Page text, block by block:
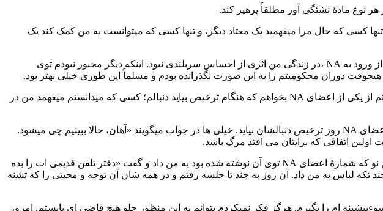
كسی كه حال مرا ميفهميد يک معتاد ديگر، و تنها كسی كه ميتوانست به من كمک كند يک
روزی كه در زندان جلو گروه ايستادم و اعلام كردم كه نود روز پاكی دارم، خيلی احساس سربلندی ميكردم. قبل از ورود به NA ،در زندگی من اثری از احساس سربلندی نبود. اينكه ديگر مجبور نبودم توی
دوران محكوميتم را به اين صورت نگذرانده بودم و مسلماً اين طوری خيلی بهتر بود.
من با راهنمايی اعضای NA تصميم ديگری هم گرفتم، و اين دومين تصميم اساسی من در عمرم بود. تصميم گرفتم از يكی از اعضای NA بخواهم كه هنگام ترخيص بيايد دنبالم؛ كسی كه ميدانستم ميفهمد من در
امروز وقتی برای رساندن پيام معتادان گمنام به زندانها ميروم، به دوستان در بند پيشنهاد ميكنم بگذارند يكی از اعضای NA روز ترخيص دنبالشان بيايد. خيلی ها در جواب ميگويند «آهان، حالا ببينيم چی ميشود.
اولين اتفاقی كه برايتان می افتد مرگ باشد.
روز اول آزادی من محشر بود. مرا به خانه ای بردند كه اعضای NA آنجا منتظرم بودند. يكی از اعضا يک دفتر تلفن نو كه شمارۀ اعضای NA توی آن نوشته شده بود به من داد و گفت «دفتر تلفن قديمی ات را بده
لباس به من داد. آن روز به چند تا جلسه رفتم و در همه شان آن توجه و محبتی را كه تشنه
ام را بگيرم. هرگز فكر نميكردم بتوانم به اين منظور جلو هيچ قاضی ای بايستم. امروز